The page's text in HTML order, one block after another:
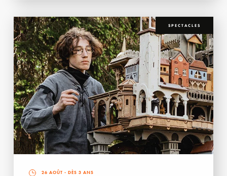
SPECTACLES
26 AOÛT - DÈS 3 ANS